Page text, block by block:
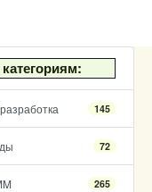
145
72
265